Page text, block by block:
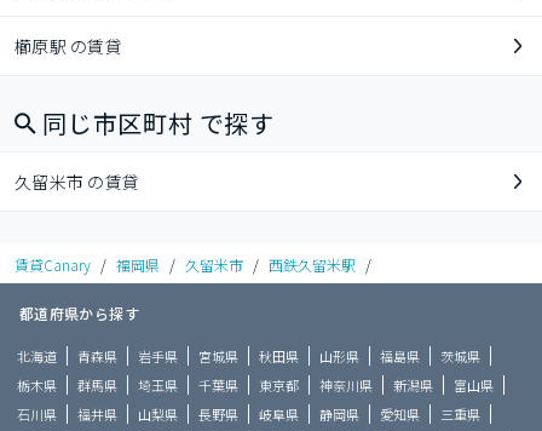
櫛原駅 の賃貸
同じ市区町村 で探す
久留米市 の賃貸
賃貸Canary / 福岡県 / 久留米市 / 西鉄久留米駅 /
都道府県から探す
北海道 青森県 岩手県 宮城県 秋田県 山形県 福島県
茨城県
栃木県
群馬県 埼玉県 千葉県 東京都 神奈川県 新潟県
富山県
石川県
福井県 山梨県 長野県 岐阜県 静岡県 愛知県
三重県